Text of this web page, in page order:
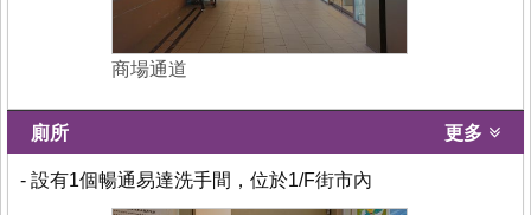
商場通道
廁所 更多
- 設有1個暢通易達洗手間，位於1/F街市內